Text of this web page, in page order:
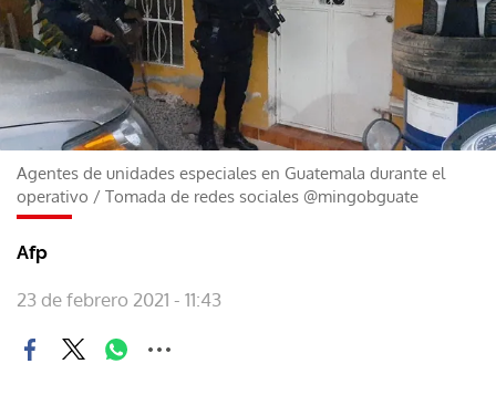
Agentes de unidades especiales en Guatemala durante el
operativo / Tomada de redes sociales @mingobguate
Afp
23 de febrero 2021 - 11:43